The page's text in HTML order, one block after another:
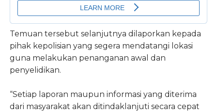
Temuan tersebut selanjutnya dilaporkan kepada
pihak kepolisian yang segera mendatangi lokasi
guna melakukan penanganan awal dan
penyelidikan.
“Setiap laporan maupun informasi yang diterima
dari masyarakat akan ditindaklanjuti secara cepat